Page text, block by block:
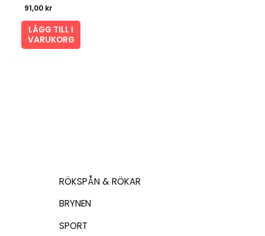
RÖKSPÅN & RÖKAR
BRYNEN
SPORT
91,00 kr
LÄGG TILL I
VARUKORG